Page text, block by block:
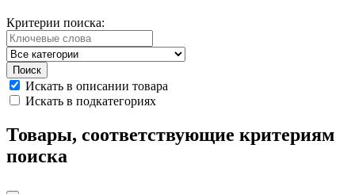
Критерии поиска:
Искать в описании товара
Искать в подкатегориях
Товары, соответствующие критериям
поиска